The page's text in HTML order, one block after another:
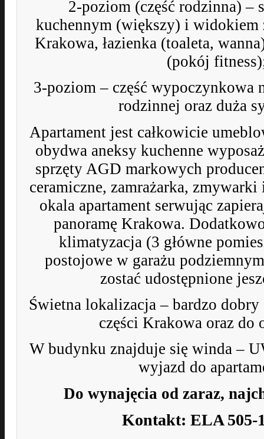
2-poziom (część rodzinna) –
kuchennym (większy) i widokiem
Krakowa, łazienka (toaleta,
(pokój
3-poziom – część wypoczynkowa
rodzinnej oraz duża
Apartament jest całkowicie
obydwa aneksy kuchenne
sprzęty AGD markowych
ceramiczne, zamrażarka,
okala apartament serwując
panoramę Krakowa.
klimatyzacja (3 główne
postojowe w garażu
zostać udostępnione
Świetna lokalizacja – bardzo
części Krakowa oraz do
W budynku znajduje się winda –
wyjazd do
Do wynajęcia od zaraz,
Kontakt: ELA 505-